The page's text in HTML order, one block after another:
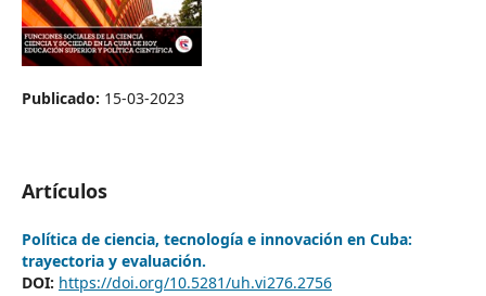
Publicado: 15-03-2023
Artículos
Política de ciencia, tecnología e innovación en Cuba:
trayectoria y evaluación.
DOI: https://doi.org/10.5281/uh.vi276.2756